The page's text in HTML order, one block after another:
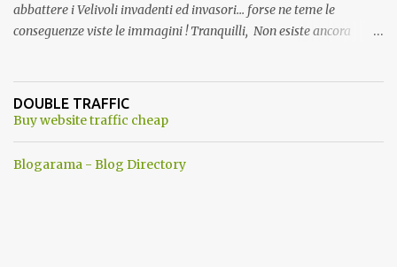
abbattere i Velivoli invadenti ed invasori... forse ne teme le
conseguenze viste le immagini ! Tranquilli, Non esiste ancora
una guerra mondiale che difficilmente da menti sane, potrebbe
DOUBLE TRAFFIC
Buy website traffic cheap
Blogarama - Blog Directory